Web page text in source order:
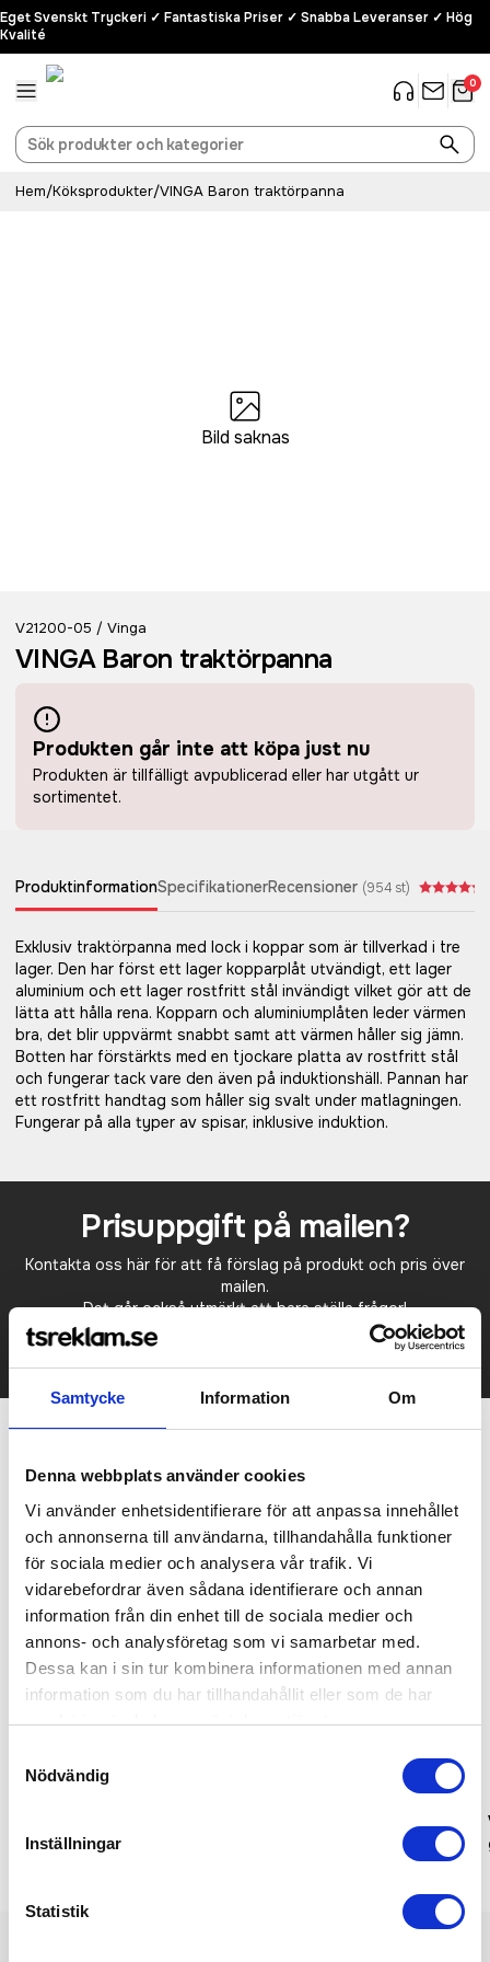
Samtycke Information Om
Denna webbplats använder cookies
Vi använder enhetsidentifierare för att anpassa innehållet
och annonserna till användarna, tillhandahålla funktioner
för sociala medier och analysera vår trafik. Vi
vidarebefordrar även sådana identifierare och annan
information från din enhet till de sociala medier och
annons- och analysföretag som vi samarbetar med.
Dessa kan i sin tur kombinera informationen med annan
information som du har tillhandahållit eller som de har
samlat in när du har använt deras tjänster.
Nödvändig
Inställningar
Statistik
Eget Svenskt Tryckeri ✓ Fantastiska Priser ✓ Snabba Leveranser ✓ Hög
Kvalité
0
Hem/Köksprodukter/VINGA Baron traktörpanna
Bild saknas
V21200-05 / Vinga
VINGA Baron traktörpanna
Produkten går inte att köpa just nu
Produkten är tillfälligt avpublicerad eller har utgått ur
sortimentet.
ProduktinformationSpecifikationerRecensioner (954 st)
Exklusiv traktörpanna med lock i koppar som är tillverkad i tre
lager. Den har först ett lager kopparplåt utvändigt, ett lager
aluminium och ett lager rostfritt stål invändigt vilket gör att de
lätta att hålla rena. Kopparn och aluminiumplåten leder värmen
bra, det blir uppvärmt snabbt samt att värmen håller sig jämn.
Botten har förstärkts med en tjockare platta av rostfritt stål
och fungerar tack vare den även på induktionshäll. Pannan har
ett rostfritt handtag som håller sig svalt under matlagningen.
Fungerar på alla typer av spisar, inklusive induktion.
Prisuppgift på mailen?
Kontakta oss här för att få förslag på produkt och pris över
mailen.
Det går också utmärkt att bara ställa frågor!
Relaterade produkter